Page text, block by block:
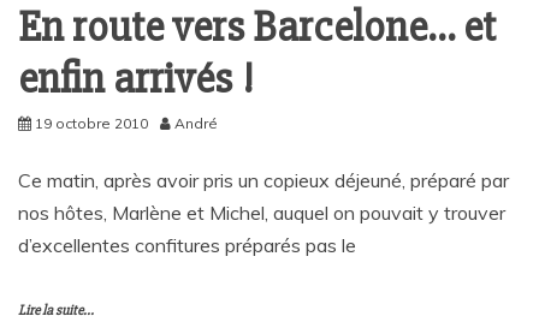
En route vers Barcelone… et
enfin arrivés !
19 octobre 2010 André
Ce matin, après avoir pris un copieux déjeuné, préparé par
nos hôtes, Marlène et Michel, auquel on pouvait y trouver
d’excellentes confitures préparés pas le
Lire la suite...